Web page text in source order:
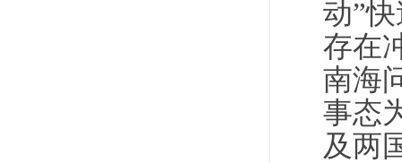
动”
存在
南海
事态
及两